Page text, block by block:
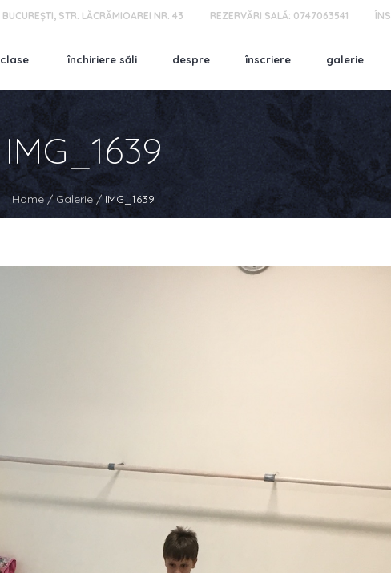
BUCUREȘTI, STR. LĂCRĂMIOAREI NR. 43 REZERVĂRI SALĂ: 0747063541
clase închiriere săli despre înscriere galerie
IMG_1639
Home /Galerie / IMG_1639